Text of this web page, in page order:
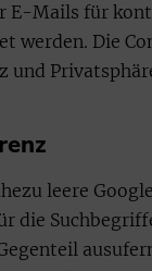
E-Mails für
werden. Die
und
leere
die